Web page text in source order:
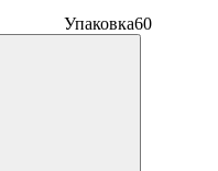
Упаковка60